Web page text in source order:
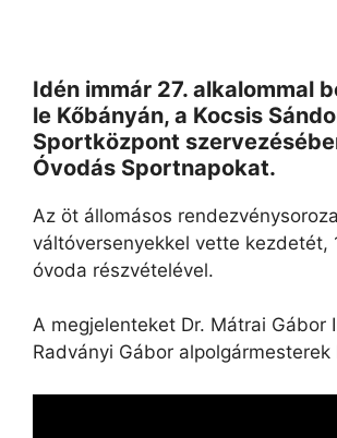
Idén immár 27. alkalommal
le Kőbányán, a Kocsis
Sportközpont
Óvodás Sportnapokat.
Az öt állomásos
váltóversenyekkel vette kezdetét,
óvoda részvételével.
A megjelenteket Dr. Mátrai Gábor
Radványi Gábor